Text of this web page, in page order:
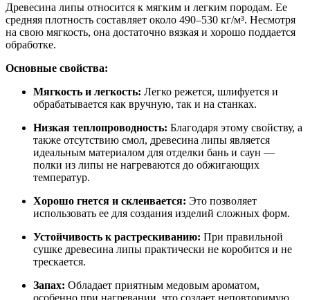
Древесина липы относится к мягким и легким породам. Ее
средняя плотность составляет около 490–530 кг/м³. Несмотря
на свою мягкость, она достаточно вязкая и хорошо поддается
обработке.
Основные свойства:
Мягкость и легкость: Легко режется, шлифуется и
обрабатывается как вручную, так и на станках.
Низкая теплопроводность: Благодаря этому свойству, а
также отсутствию смол, древесина липы является
идеальным материалом для отделки бань и саун —
полки из липы не нагреваются до обжигающих
температур.
Хорошо гнется и склеивается: Это позволяет
использовать ее для создания изделий сложных форм.
Устойчивость к растрескиванию: При правильной
сушке древесина липы практически не коробится и не
трескается.
Запах: Обладает приятным медовым ароматом,
особенно при нагревании, что создает неповторимую